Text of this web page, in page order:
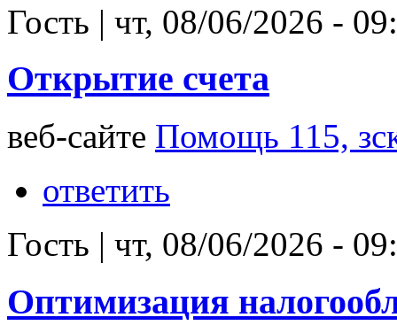
Гость | чт, 08/06/2026 -
Открытие счета
веб-сайте Помощь 115,
ответить
Гость | чт, 08/06/2026 -
Оптимизация